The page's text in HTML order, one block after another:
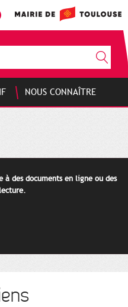
NOUS CONNAÎTRE
à des documents en ligne ou des